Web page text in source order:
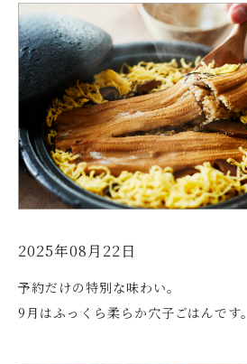
2025年08月22日
予約だけの特別な味わい。
9月はふっくら柔らか穴子ごはんです。